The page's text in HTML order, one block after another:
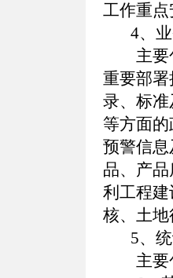
工作重
4、业
主要包
重要部
录、标
等方面
预警信
品、产
利工程
核、土
5、统
主要包